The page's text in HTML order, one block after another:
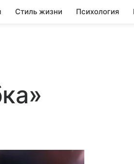
Стиль жизни Психология